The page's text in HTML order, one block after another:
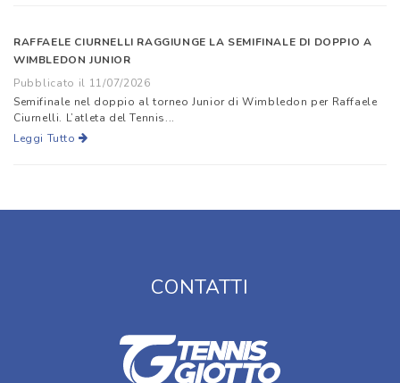
RAFFAELE CIURNELLI RAGGIUNGE LA SEMIFINALE DI DOPPIO A
WIMBLEDON JUNIOR
Pubblicato il 11/07/2026
Semifinale nel doppio al torneo Junior di Wimbledon per Raffaele
Ciurnelli. L’atleta del Tennis...
Leggi Tutto
CONTATTI